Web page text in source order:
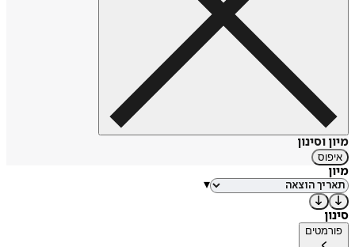
מיון וסינון
איפוס
מיון
▾
סינון
פורמטים